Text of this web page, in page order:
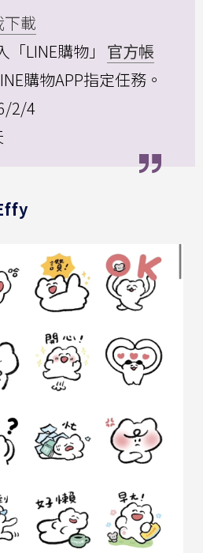
下載
「LINE購物」 官方帳
購物APP指定任務。
2/4